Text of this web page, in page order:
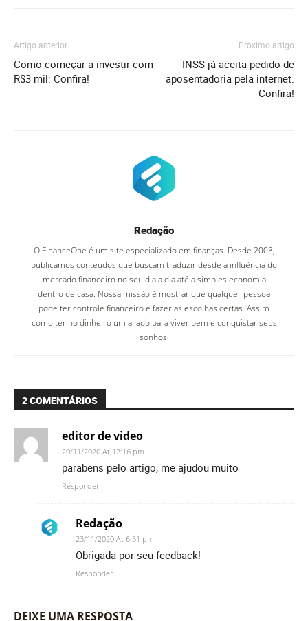
Artigo anterior
Como começar a investir com
R$3 mil: Confira!
Próximo artigo
INSS já aceita pedido de
aposentadoria pela internet.
Confira!
Redação
O FinanceOne é um site especializado em finanças. Desde 2003,
publicamos conteúdos que buscam traduzir desde a influência do
mercado financeiro no seu dia a dia até a simples economia
dentro de casa. Nossa missão é mostrar que qualquer pessoa
pode ter controle financeiro e fazer as escolhas certas. Assim
como ter no dinheiro um aliado para viver bem e conquistar seus
sonhos.
2 COMENTÁRIOS
editor de video
20/11/2020 At 12:16 pm
parabens pelo artigo, me ajudou muito
Responder
Redação
23/11/2020 At 6:51 pm
Obrigada por seu feedback!
Responder
DEIXE UMA RESPOSTA